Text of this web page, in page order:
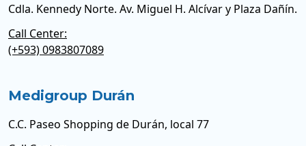
Cdla. Kennedy Norte. Av. Miguel H. Alcívar y Plaza Dañín.
Call Center:
(+593) 0983807089
Medigroup Durán
C.C. Paseo Shopping de Durán, local 77